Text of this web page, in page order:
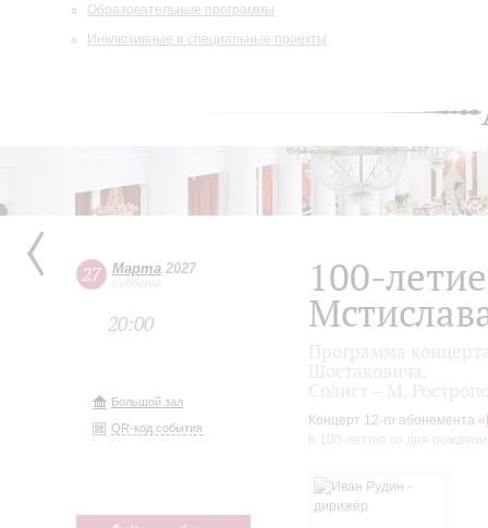
Образовательные программы
Инклюзивные и специальные проекты
27 Марта 2027
суббота
20:00
Большой зал
QR-код события
100-
Концерт 12-го абонемента «
К 100-летию со дня